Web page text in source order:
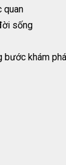
quan
sống
khám